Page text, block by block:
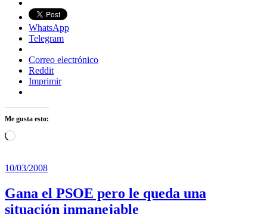
WhatsApp
Telegram
Correo electrónico
Reddit
Imprimir
Me gusta esto:
Cargando...
10/03/2008
Gana el PSOE pero le queda una
situación inmanejable